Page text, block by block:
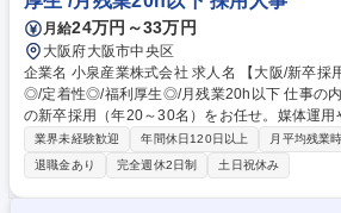
月給24万円～33万円
大阪府大阪市中央区
企業名 小泉産業株式会社 求人名 【大阪/新卒採用担当】年休127日/安定性
◎/定着性◎/福利厚生◎/月残業20h以下 仕事の内容 自社及びグループ5社
の新卒採用（年20～30名）をお任せ。媒体運用
ローまで一気通貫で担当します。将来的に採用
挑戦可能です。 ・求人媒体の掲載、更新 ・説明会、選考の準備、運営 ・
人材紹介会社の対応 ・採用ツール、採用 HP の
社の対応 ・インターンシップの企画、運営 ・
業界未経験歓迎 年間休日120日以上 月平均残業
退職金あり
完全週休2日制 土日祝休み